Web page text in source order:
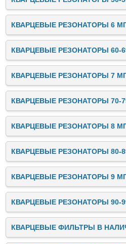
КВАРЦЕВЫЕ РЕЗОНАТОРЫ 6
КВАРЦЕВЫЕ РЕЗОНАТОРЫ 60-
КВАРЦЕВЫЕ РЕЗОНАТОРЫ 7
КВАРЦЕВЫЕ РЕЗОНАТОРЫ 70-
КВАРЦЕВЫЕ РЕЗОНАТОРЫ 8
КВАРЦЕВЫЕ РЕЗОНАТОРЫ 80-
КВАРЦЕВЫЕ РЕЗОНАТОРЫ 9
КВАРЦЕВЫЕ РЕЗОНАТОРЫ 90-
КВАРЦЕВЫЕ ФИЛЬТРЫ В